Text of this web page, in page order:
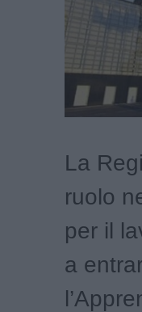
La
ruolo
per il
a